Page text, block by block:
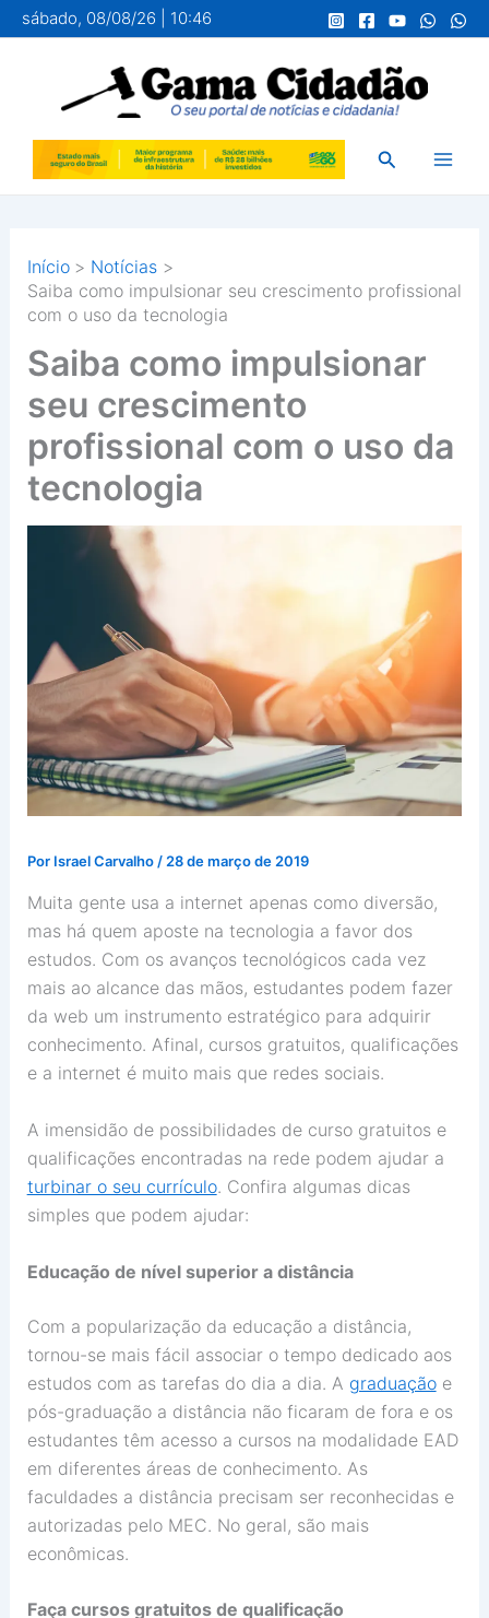
para
conteúdo
sábado, 08/08/26 | 10:46
Pesquisar
Início
Notícias
Saiba como impulsionar seu crescimento profissional
com o uso da tecnologia
Saiba como impulsionar
seu crescimento
profissional com o uso da
tecnologia
Por Israel Carvalho/28 de março de 2019
Muita gente usa a internet apenas como diversão,
mas há quem aposte na tecnologia a favor dos
estudos. Com os avanços tecnológicos cada vez
mais ao alcance das mãos, estudantes podem fazer
da web um instrumento estratégico para adquirir
conhecimento. Afinal, cursos gratuitos, qualificações
e a internet é muito mais que redes sociais.
A imensidão de possibilidades de curso gratuitos e
qualificações encontradas na rede podem ajudar a
turbinar o seu currículo. Confira algumas dicas
simples que podem ajudar:
Educação de nível superior a distância
Com a popularização da educação a distância,
tornou-se mais fácil associar o tempo dedicado aos
estudos com as tarefas do dia a dia. A graduaçãoe
pós-graduação a distância não ficaram de fora e os
estudantes têm acesso a cursos na modalidade EAD
em diferentes áreas de conhecimento. As
faculdades a distância precisam ser reconhecidas e
autorizadas pelo MEC. No geral, são mais
econômicas.
Faça cursos gratuitos de qualificação